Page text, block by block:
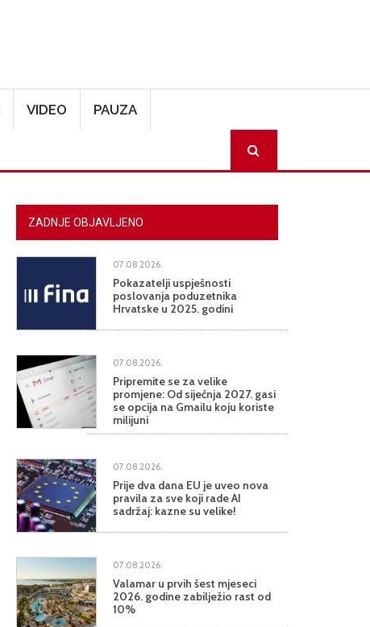
VIDEO PAUZA
ZADNJE OBJAVLJENO
07.08.2026.
Pokazatelji uspješnosti
poslovanja poduzetnika
Hrvatske u 2025. godini
07.08.2026.
Pripremite se za velike
promjene: Od siječnja 2027. gasi
se opcija na Gmailu koju koriste
milijuni
07.08.2026.
Prije dva dana EU je uveo nova
pravila za sve koji rade AI
sadržaj: kazne su velike!
07.08.2026.
Valamar u prvih šest mjeseci
2026. godine zabilježio rast od
10%